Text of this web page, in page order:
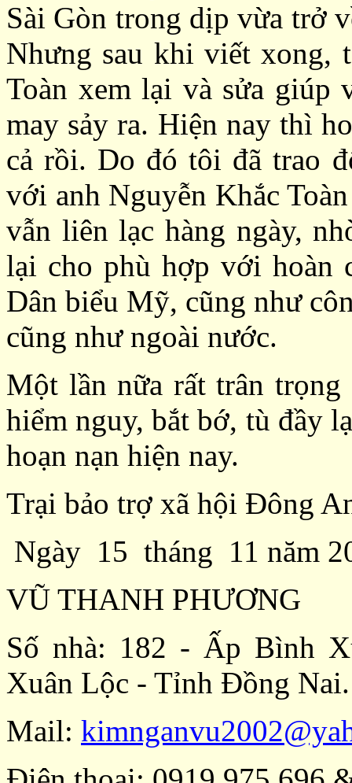
Sài Gòn trong dịp vừa trở
Nhưng sau khi viết xong,
Toàn xem lại và sửa giúp
may sảy ra. Hiện nay thì
cả rồi. Do đó tôi đã trao
với anh Nguyễn Khắc
vẫn liên lạc hàng ngày,
lại cho phù hợp với hoàn
Dân biểu Mỹ, cũng như
cũng như ngoài nước.
Một lần nữa rất trân trọng
hiểm nguy, bắt bớ, tù đầy
hoạn nạn hiện nay.
Trại bảo trợ xã hội Đông
Ngày 15 tháng 11 năm
VŨ THANH PHƯƠNG
Số nhà: 182 - Ấp Bình
Xuân Lộc - Tỉnh Đồng Nai.
Mail: